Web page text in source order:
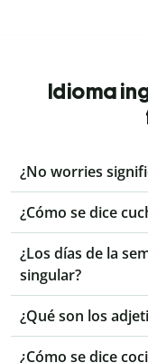
Idioma
¿No worries
¿Cómo se dice
¿Los días de la
singular?
¿Qué son los
¿Cómo se dice